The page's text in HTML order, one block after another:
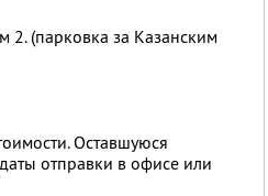
2. (парковка за Казанским
Оставшуюся
отправки в офисе или